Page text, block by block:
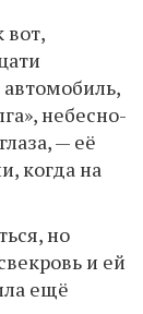
вот,
небесно-
— её
когда на
но
и ей
ещё